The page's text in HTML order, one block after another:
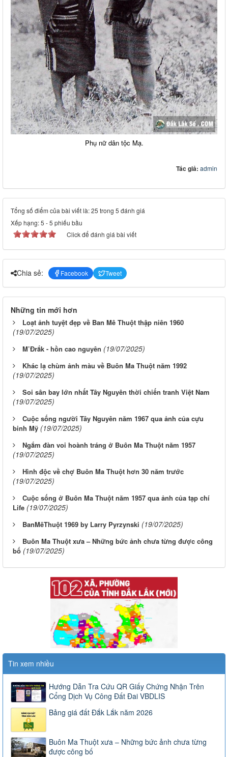
Phụ nữ dân tộc Mạ.
Tác giả: admin
Tổng số điểm của bài viết là: 25 trong 5 đánh giá
Xếp hạng:5 -5 phiếu bầu
Click để đánh giá bài viết
Chia sẻ: Facebook Tweet
Những tin mới hơn
Loạt ảnh tuyệt đẹp về Ban Mê Thuột thập niên 1960
(19/07/2025)
M’Đrắk - hồn cao nguyên (19/07/2025)
Khác lạ chùm ảnh màu về Buôn Ma Thuột năm 1992
(19/07/2025)
Soi sân bay lớn nhất Tây Nguyên thời chiến tranh Việt Nam
(19/07/2025)
Cuộc sống người Tây Nguyên năm 1967 qua ảnh của cựu
binh Mỹ (19/07/2025)
Ngắm đàn voi hoành tráng ở Buôn Ma Thuột năm 1957
(19/07/2025)
Hình độc về chợ Buôn Ma Thuột hơn 30 năm trước
(19/07/2025)
Cuộc sống ở Buôn Ma Thuột năm 1957 qua ảnh của tạp chí
Life (19/07/2025)
BanMêThuột 1969 by Larry Pyrzynski (19/07/2025)
Buôn Ma Thuột xưa – Những bức ảnh chưa từng được công
bố (19/07/2025)
Tin xem nhiều
Hướng Dẫn Tra Cứu QR Giấy Chứng Nhận Trên
Cổng Dịch Vụ Công Đất Đai VBDLIS
Bảng giá đất Đắk Lắk năm 2026
Buôn Ma Thuột xưa – Những bức ảnh chưa từng
được công bố